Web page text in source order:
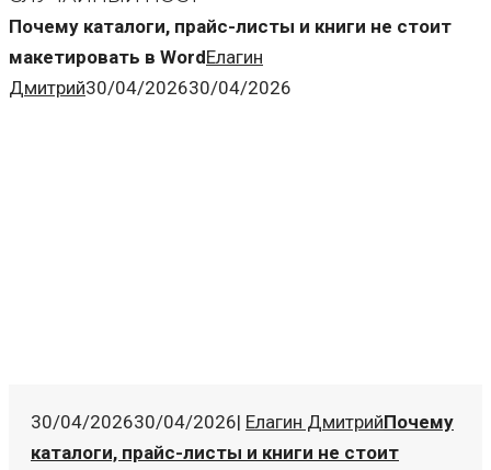
Почему каталоги, прайс-листы и книги не стоит
макетировать в WordЕлагин
Дмитрий30/04/202630/04/2026
30/04/202630/04/2026| Елагин ДмитрийПочему
каталоги, прайс-листы и книги не стоит